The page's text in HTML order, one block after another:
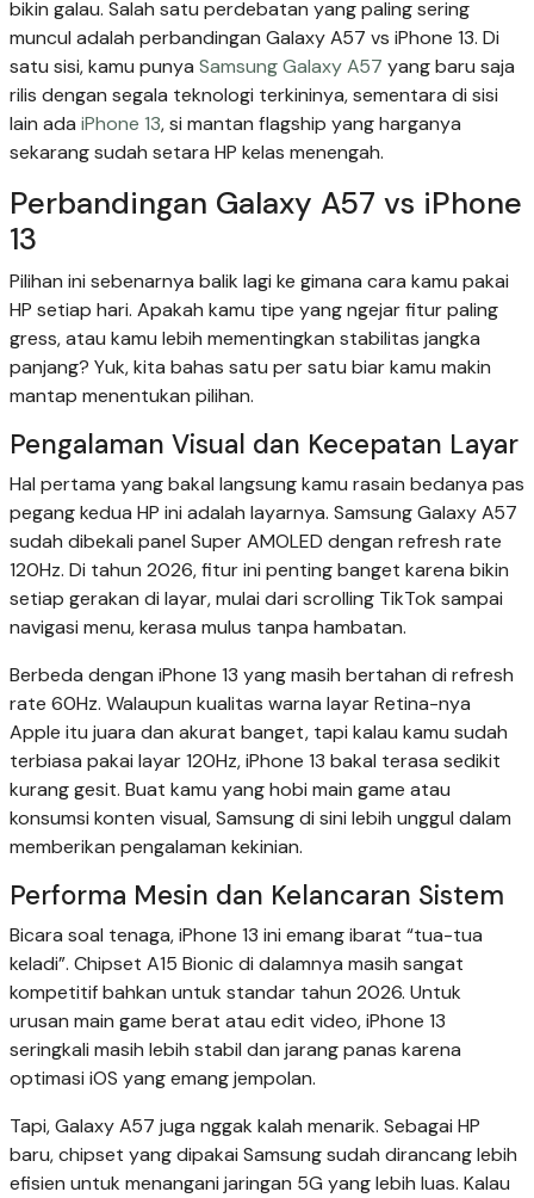
bikin galau. Salah satu perdebatan yang paling sering
muncul adalah perbandingan Galaxy A57 vs iPhone 13. Di
satu sisi, kamu punya Samsung Galaxy A57 yang baru saja
rilis dengan segala teknologi terkininya, sementara di sisi
lain ada iPhone 13, si mantan flagship yang harganya
sekarang sudah setara HP kelas menengah.
Perbandingan Galaxy A57 vs iPhone
13
Pilihan ini sebenarnya balik lagi ke gimana cara kamu pakai
HP setiap hari. Apakah kamu tipe yang ngejar fitur paling
gress, atau kamu lebih mementingkan stabilitas jangka
panjang? Yuk, kita bahas satu per satu biar kamu makin
mantap menentukan pilihan.
Pengalaman Visual dan Kecepatan Layar
Hal pertama yang bakal langsung kamu rasain bedanya pas
pegang kedua HP ini adalah layarnya. Samsung Galaxy A57
sudah dibekali panel Super AMOLED dengan refresh rate
120Hz. Di tahun 2026, fitur ini penting banget karena bikin
setiap gerakan di layar, mulai dari scrolling TikTok sampai
navigasi menu, kerasa mulus tanpa hambatan.
Berbeda dengan iPhone 13 yang masih bertahan di refresh
rate 60Hz. Walaupun kualitas warna layar Retina-nya
Apple itu juara dan akurat banget, tapi kalau kamu sudah
terbiasa pakai layar 120Hz, iPhone 13 bakal terasa sedikit
kurang gesit. Buat kamu yang hobi main game atau
konsumsi konten visual, Samsung di sini lebih unggul dalam
memberikan pengalaman kekinian.
Performa Mesin dan Kelancaran Sistem
Bicara soal tenaga, iPhone 13 ini emang ibarat “tua-tua
keladi”. Chipset A15 Bionic di dalamnya masih sangat
kompetitif bahkan untuk standar tahun 2026. Untuk
urusan main game berat atau edit video, iPhone 13
seringkali masih lebih stabil dan jarang panas karena
optimasi iOS yang emang jempolan.
Tapi, Galaxy A57 juga nggak kalah menarik. Sebagai HP
baru, chipset yang dipakai Samsung sudah dirancang lebih
efisien untuk menangani jaringan 5G yang lebih luas. Kalau